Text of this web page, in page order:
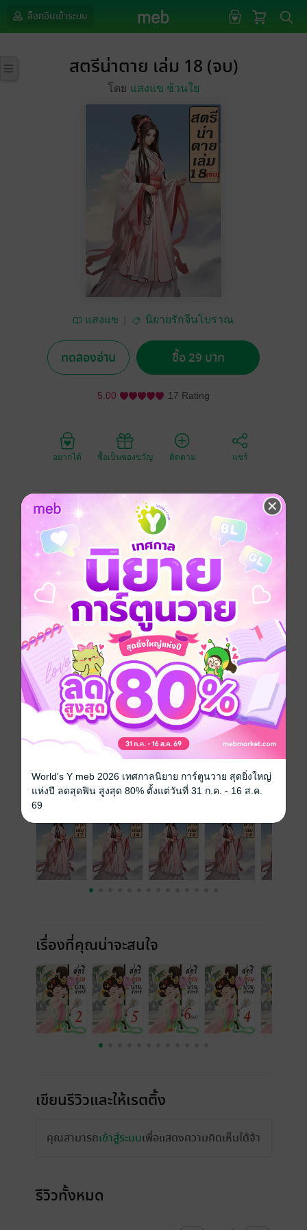
ล็อกอินเข้าระบบ
สตรีน่าตาย เล่ม 18 (จบ)
โดย แสงแข ช้วนใย
แสงแข นิยายรักจีนโบราณ
ทดลองอ่าน ซื้อ 29 บาท
5.00 17 Rating
อยากได้ ซื้อเป็นของขวัญ ติดตาม แชร์
เธอกับครอบครัวต้องหลบหนีพวกคนชั่ว เพียงเพราะยาเพิ่ม
สมรรถภาพร่างกายที่คิดค้นขึ้น ทำให้เธอต้องพลัดพราก
จากครอบครัว ก่อนหนีเธอยังถูกยาปลุกเซ็กส์อีก เวรเอ้ย!
จีนโบราณ กำลังภายใน ตลก แฟนตาซี
ย้อนยุค/พีเรียด
ซีรีส์ สตรีน่าตาย
ประเภทไฟล์ pdf, epub
วันที่วางขาย 15 สิงหาคม 2565
ความยาว 183 หน้า (≈ 44,086 คำ)
199 บาท (ประหยัด 85%)
เล่มอื่นๆ ในซีรีส์ ดูทั้งหมด
เรื่องที่คุณน่าจะสนใจ
เขียนรีวิวและให้เรตติ้ง
คุณสามารถเข้าสู่ระบบเพื่อแสดงความคิดเห็นได้จ้า
รีวิวทั้งหมด
World's Y meb 2026 เทศกาลนิยาย การ์ตูนวาย สุดยิ่งใหญ่
แห่งปี ลดสุดฟิน สูงสุด 80% ตั้งแต่วันที่ 31 ก.ค. - 16 ส.ค.
69